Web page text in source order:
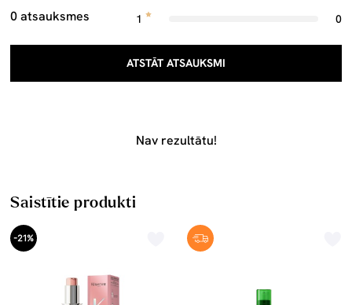
0 atsauksmes
1
0
ATSTĀT ATSAUKSMI
Nav rezultātu!
Saistītie produkti
-21%